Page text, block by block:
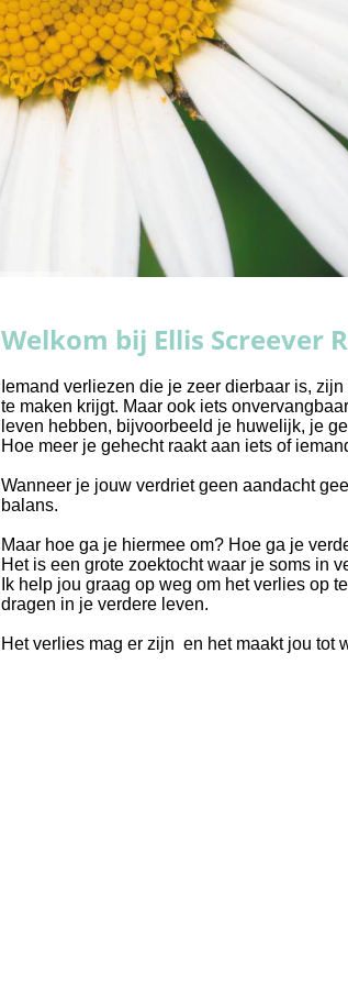
Welkom bij Ellis Screever
Iemand verliezen die je zeer dierbaar is,
te maken krijgt. Maar ook iets
leven hebben, bijvoorbeeld je huwelijk, je
Hoe meer je gehecht raakt aan iets of
Wanneer je jouw verdriet geen aandacht
balans.
Maar hoe ga je hiermee om? Hoe ga je
Het is een grote zoektocht waar je soms in
Ik help jou graag op weg om het verlies op
dragen in je verdere leven.
Het verlies mag er zijn en het maakt jou tot